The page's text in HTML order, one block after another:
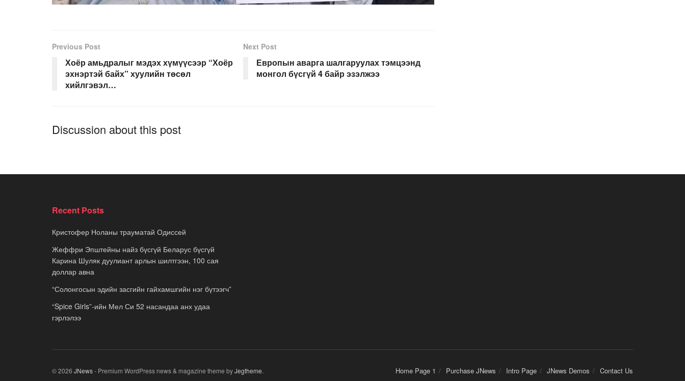
Previous Post
Хоёр амьдралыг мэдэх хүмүүсээр “Хоёр
эхнэртэй байх” хуулийн төсөл
хийлгэвэл…
Next Post
Европын аварга шалгаруулах тэмцээнд
монгол бүсгүй 4 байр эзэлжээ
Discussion about this post
Recent Posts
Кристофер Ноланы трауматай Одиссей
Жеффри Эпштейны найз бүсгүй Беларус бүсгүй
Карина Шуляк дуулиант арлын шилтгээн, 100 сая
доллар авна
“Солонгосын эдийн засгийн гайхамшгийн нэг бүтээгч”
“Spice Girls”-ийн Мел Си 52 насандаа анх удаа
гэрлэлээ
Home Page 1 Purchase JNews Intro Page JNews Demos Contact Us
© 2026 JNews- Premium WordPress news & magazine theme byJegtheme.